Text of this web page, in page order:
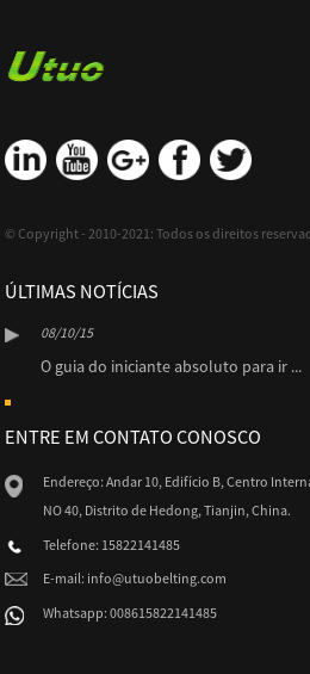
© Copyright - 2010-2021: Todos os direitos
ÚLTIMAS NOTÍCIAS
08/10/15
O guia do iniciante absoluto para ir ...
ENTRE EM CONTATO CONOSCO
Endereço: Andar 10, Edifício B, Centro
NO 40, Distrito de Hedong, Tianjin, China.
Telefone: 15822141485
E-mail: info@utuobelting.com
Whatsapp: 008615822141485